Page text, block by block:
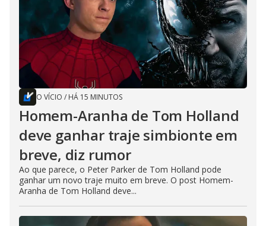
O VÍCIO / HÁ 15 MINUTOS
Homem-Aranha de Tom Holland
deve ganhar traje simbionte em
breve, diz rumor
Ao que parece, o Peter Parker de Tom Holland pode
ganhar um novo traje muito em breve. O post Homem-
Aranha de Tom Holland deve...